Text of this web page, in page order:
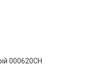
000620CH